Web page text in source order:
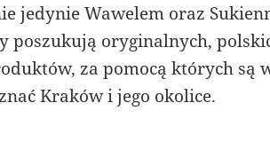
jedynie Wawelem oraz
poszukują oryginalnych,
za pomocą których są
Kraków i jego okolice.